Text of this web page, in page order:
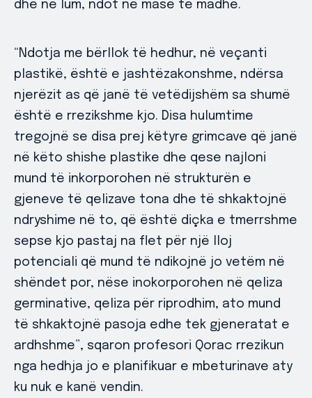
dhe në lum, ndot në masë të madhe.
“Ndotja me bërllok të hedhur, në veçanti
plastikë, është e jashtëzakonshme, ndërsa
njerëzit as që janë të vetëdijshëm sa shumë
është e rrezikshme kjo. Disa hulumtime
tregojnë se disa prej këtyre grimcave që janë
në këto shishe plastike dhe qese najloni
mund të inkorporohen në strukturën e
gjeneve të qelizave tona dhe të shkaktojnë
ndryshime në to, që është diçka e tmerrshme
sepse kjo pastaj na flet për një lloj
potenciali që mund të ndikojnë jo vetëm në
shëndet por, nëse inokorporohen në qeliza
germinative, qeliza për riprodhim, ato mund
të shkaktojnë pasoja edhe tek gjeneratat e
ardhshme”, sqaron profesori Qorac rrezikun
nga hedhja jo e planifikuar e mbeturinave aty
ku nuk e kanë vendin.